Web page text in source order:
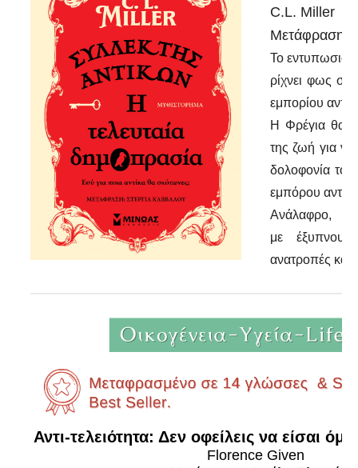
C.L. Miller
Μετάφραση:
Το
ρίχνει φως
εμπορίου
Η Φρέγια θα
της ζωή για να
δολοφονία
εμπόρου
Ανάλαφρο,
με έξυπνους
ανατροπές
Αντι-τελειότητα: Δεν οφείλεις να είσαι
Florence Given